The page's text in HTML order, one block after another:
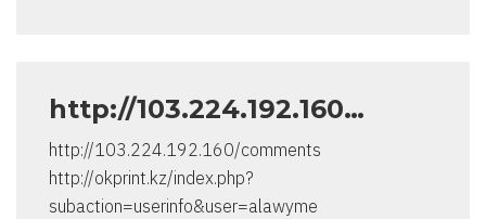
http://103.224.192.160…
http://103.224.192.160/comments
http://okprint.kz/index.php?
subaction=userinfo&user=alawyme